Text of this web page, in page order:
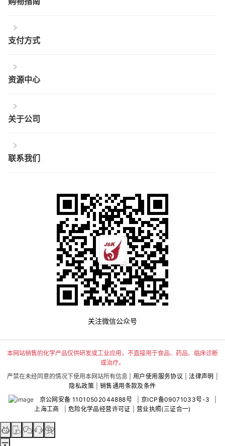
支付方式
资源中心
关于公司
联系我们
关注微信公众号
本网站销售的化学产品仅供研发或工业应用，不直接用于食品、药品、临床诊断
或治疗。
严禁在未经同意的情况下使用本网站所有信息 |
用户使用服务协议 法律声明
隐私政策
销售通用条款及条件
京公网安备 11010502044888号
京ICP备09071033号-3
上海工商
危险化学品经营许可证 营业执照(三证合一)